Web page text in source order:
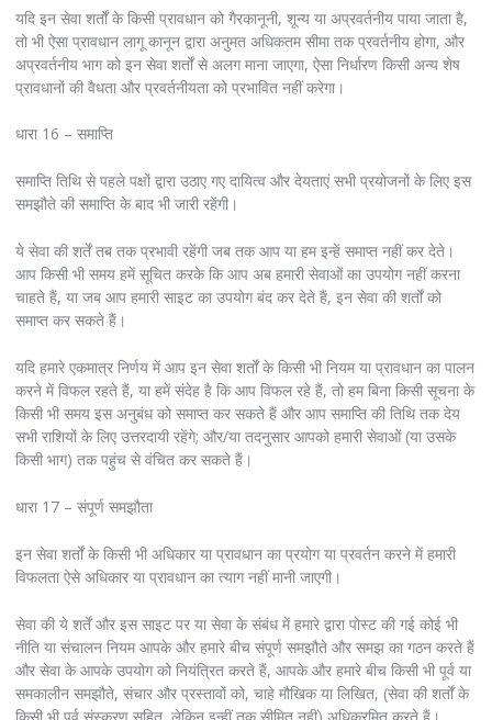
यदि इन सेवा शर्तों के किसी प्रावधान को गैरकानूनी, शून्य या अप्रवर्तनीय पाया जाता है,
तो भी ऐसा प्रावधान लागू कानून द्वारा अनुमत अधिकतम सीमा तक प्रवर्तनीय होगा, और
अप्रवर्तनीय भाग को इन सेवा शर्तों से अलग माना जाएगा, ऐसा निर्धारण किसी अन्य शेष
प्रावधानों की वैधता और प्रवर्तनीयता को प्रभावित नहीं करेगा।
धारा 16 – समाप्ति
समाप्ति तिथि से पहले पक्षों द्वारा उठाए गए दायित्व और देयताएं सभी प्रयोजनों के लिए इस
समझौते की समाप्ति के बाद भी जारी रहेंगी।
ये सेवा की शर्तें तब तक प्रभावी रहेंगी जब तक आप या हम इन्हें समाप्त नहीं कर देते।
आप किसी भी समय हमें सूचित करके कि आप अब हमारी सेवाओं का उपयोग नहीं करना
चाहते हैं, या जब आप हमारी साइट का उपयोग बंद कर देते हैं, इन सेवा की शर्तों को
समाप्त कर सकते हैं।
यदि हमारे एकमात्र निर्णय में आप इन सेवा शर्तों के किसी भी नियम या प्रावधान का पालन
करने में विफल रहते हैं, या हमें संदेह है कि आप विफल रहे हैं, तो हम बिना किसी सूचना के
किसी भी समय इस अनुबंध को समाप्त कर सकते हैं और आप समाप्ति की तिथि तक देय
सभी राशियों के लिए उत्तरदायी रहेंगे; और/या तदनुसार आपको हमारी सेवाओं (या उसके
किसी भाग) तक पहुंच से वंचित कर सकते हैं।
धारा 17 – संपूर्ण समझौता
इन सेवा शर्तों के किसी भी अधिकार या प्रावधान का प्रयोग या प्रवर्तन करने में हमारी
विफलता ऐसे अधिकार या प्रावधान का त्याग नहीं मानी जाएगी।
सेवा की ये शर्तें और इस साइट पर या सेवा के संबंध में हमारे द्वारा पोस्ट की गई कोई भी
नीति या संचालन नियम आपके और हमारे बीच संपूर्ण समझौते और समझ का गठन करते हैं
और सेवा के आपके उपयोग को नियंत्रित करते हैं, आपके और हमारे बीच किसी भी पूर्व या
समकालीन समझौते, संचार और प्रस्तावों को, चाहे मौखिक या लिखित, (सेवा की शर्तों के
किसी भी पूर्व संस्करण सहित, लेकिन इन्हीं तक सीमित नहीं) अधिक्रमित करते हैं।